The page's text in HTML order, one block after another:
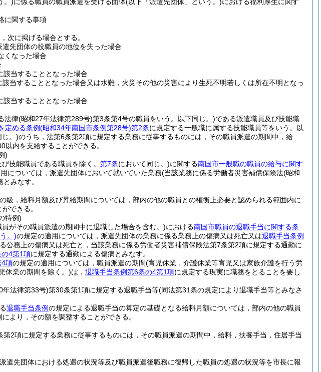
に関する事項
次に掲げる場合とする。
遣先団体の役職員の地位を失った場合
くなった場合
当することとなった場合
当することとなった場合又は水難，火災その他の災害により生死不明若しくは所在不明となっ
当することとなった場合
法律(昭和27年法律第289号)第3条第4号の職員をいう。以下同じ。)である派遣職員及び技能職
定める条例(昭和34年南国市条例第28号)第2条に規定する一般職に属する技能職員等をいう。以
じ。)のうち，法第6条第2項に規定する業務に従事するものには，その職員派遣の期間中，給
内を支給することができる。
)
技能職員である職員を除く。 第7条において同じ。)に関する南国市一般職の職員の給与に関す
については，派遣先団体において就いていた業務(当該業務に係る労働者災害補償保険法(昭和
とみなす。
級，給料月額及び昇給期間については，部内の他の職員との権衡上必要と認められる範囲内に
できる。
特例)
員がその職員派遣の期間中に退職した場合を含む。)における南国市職員の退職手当に関する条
。)の規定の適用については，派遣先団体の業務に係る業務上の傷病又は死亡又は退職手当条例
公務上の傷病又は死亡と，当該業務に係る労働者災害補償保険法第7条第2項に規定する通勤に
4第1項に規定する通勤による傷病とみなす。
4項の規定の適用については，職員派遣の期間(育児休業，介護休業等育児又は家族介護を行う労
休業の期間を除く。)は， 退職手当条例第6条の4第1項に規定する現実に職務をとることを要し
年法律第33号)第30条第1項に規定する退職手当等(同法第31条の規定により退職手当等とみなさ
退職手当条例の規定による退職手当の算定の基礎となる給料月額については，部内の他の職員
より，その額を調整することができる。
2項に規定する業務に従事するものには，その職員派遣の期間中，給料，扶養手当，住居手当
遣先団体における処遇の状況等及び職員派遣後職務に復帰した職員の処遇の状況等を市長に報